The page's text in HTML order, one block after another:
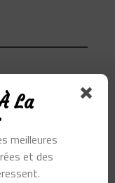
La
meilleures
et des